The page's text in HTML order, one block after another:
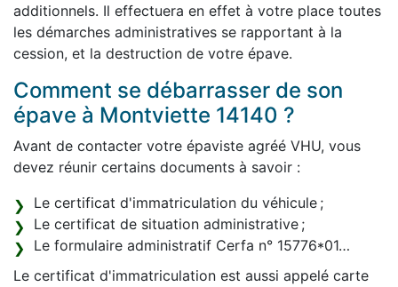
additionnels. Il effectuera en effet à votre place toutes
les démarches administratives se rapportant à la
cession, et la destruction de votre épave.
Comment se débarrasser de son
épave à Montviette 14140 ?
Avant de contacter votre épaviste agréé VHU, vous
devez réunir certains documents à savoir :
Le certificat d'immatriculation du véhicule ;
Le certificat de situation administrative ;
Le formulaire administratif Cerfa n° 15776*01…
Le certificat d'immatriculation est aussi appelé carte